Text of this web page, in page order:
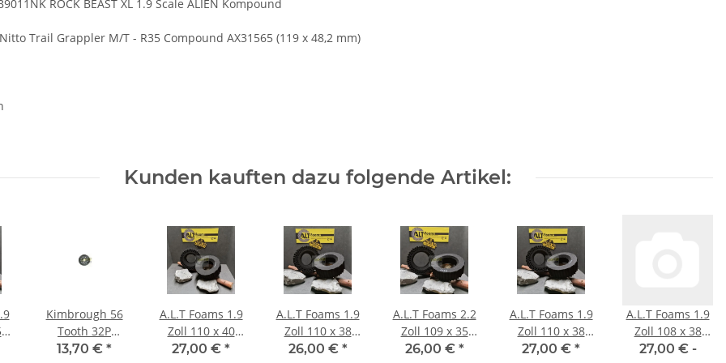
ROCK BEAST XL 1.9 Scale ALIEN Kompound
Trail Grappler M/T - R35 Compound AX31565 (119 x 48,2 mm)
Kunden kauften dazu folgende Artikel:
Kimbrough 56
Tooth 32P
Precision Spur
13,70 € *
A.L.T Foams 1.9
Zoll 110 x 40
mm Ghost (2
27,00 € *
A.L.T Foams 1.9
Zoll 110 x 38
mm Ultra Super
26,00 € *
A.L.T Foams 2.2
Zoll 109 x 35
mm Ghost (2
26,00 € *
A.L.T Foams 1.9
Zoll 110 x 38
mm Ghost (2
27,00 € *
A.L.T Foams 1.9
Zoll 108 x 38
mm (2 Stück)
27,00 € -